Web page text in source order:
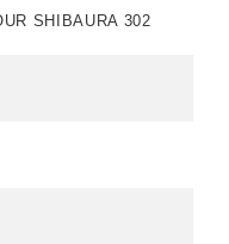
SHIBAURA 302